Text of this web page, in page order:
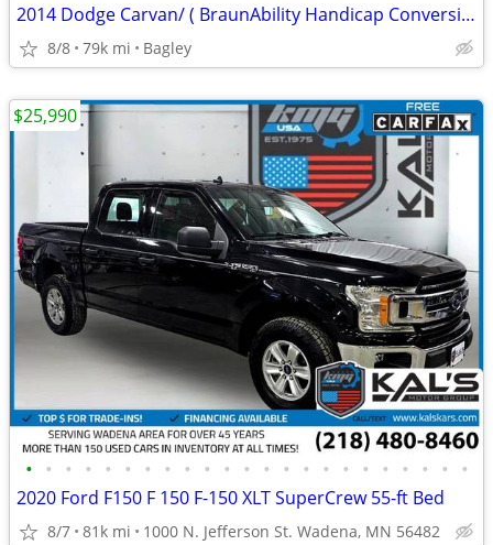
2014 Dodge Carvan/ ( BraunAbility Handicap Conversion Van )
8/8 79k mi Bagley
• • • • • • • • • • • • • • • • • • • • • • •
2020 Ford F150 F 150 F-150 XLT SuperCrew 55-ft Bed
8/7 81k mi 1000 N. Jefferson St. Wadena, MN 56482
$25,990